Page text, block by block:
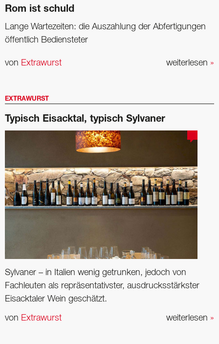
Rom ist schuld
Lange Wartezeiten: die ­Auszahlung der ­Abfertigungen
öffentlich Bediensteter
weiterlesen »
von Extrawurst
EXTRAWURST
Typisch Eisacktal, typisch Sylvaner
Sylvaner – in Italien wenig getrunken, jedoch von
Fachleuten als repräsentativster, ausdrucksstärkster
Eisacktaler Wein geschätzt.
weiterlesen »
von Extrawurst